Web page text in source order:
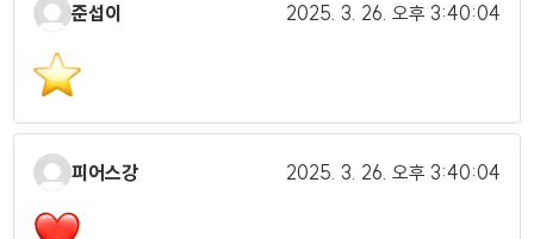
준섭이 2025. 3. 26. 오후 3:40:04
피어스강 2025. 3. 26. 오후 3:40:04